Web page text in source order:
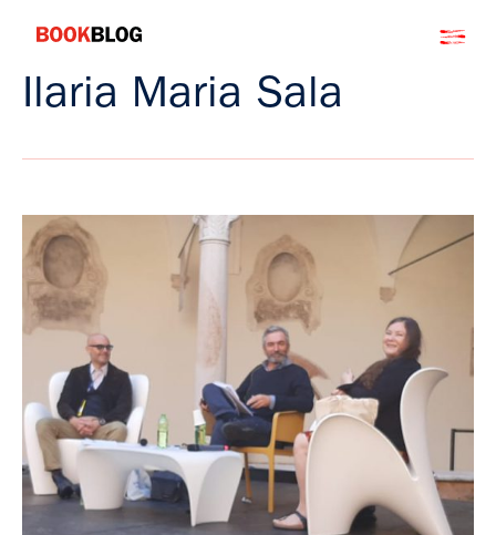
contenuto
Bookblog
Ilaria Maria Sala